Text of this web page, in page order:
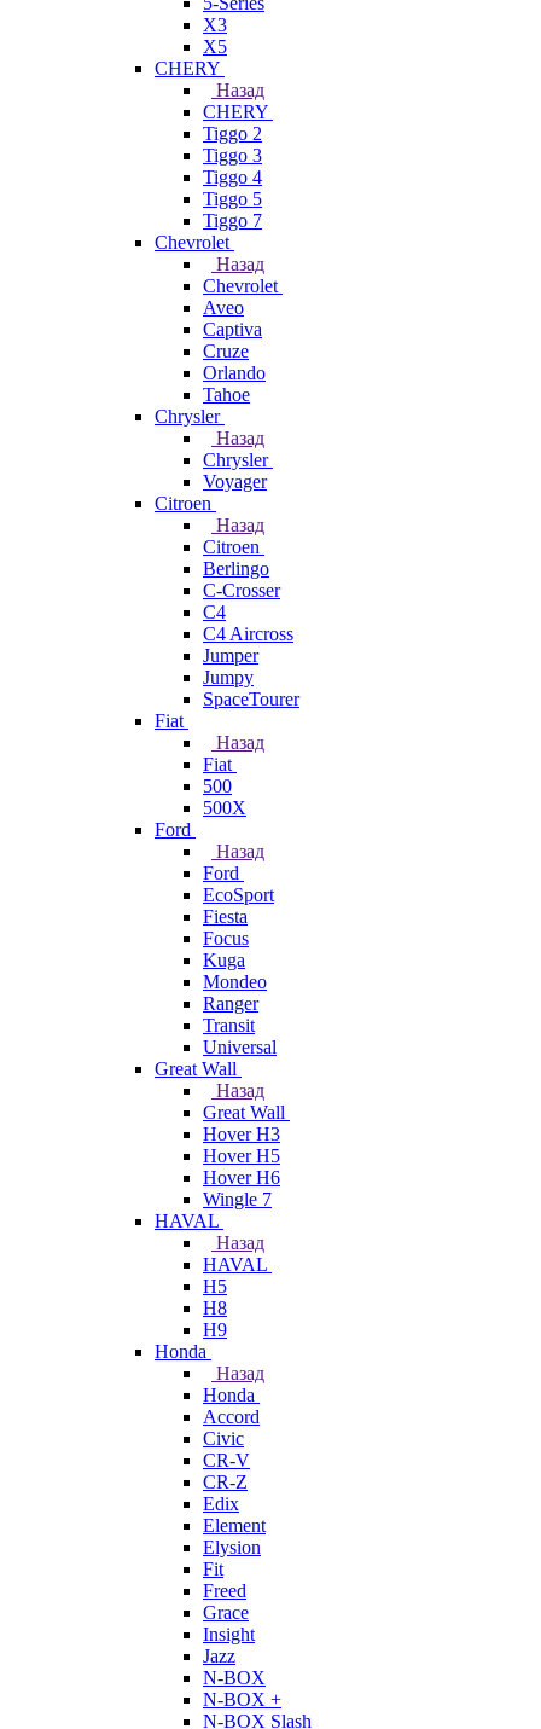
X3
X5
CHERY
Назад
CHERY
Tiggo 2
Tiggo 3
Tiggo 4
Tiggo 5
Tiggo 7
Chevrolet
Назад
Chevrolet
Aveo
Captiva
Cruze
Orlando
Tahoe
Chrysler
Назад
Chrysler
Voyager
Citroen
Назад
Citroen
Berlingo
C-Crosser
C4
C4 Aircross
Jumper
Jumpy
SpaceTourer
Fiat
Назад
Fiat
500
500X
Ford
Назад
Ford
EcoSport
Fiesta
Focus
Kuga
Mondeo
Ranger
Transit
Universal
Great Wall
Назад
Great Wall
Hover H3
Hover H5
Hover H6
Wingle 7
HAVAL
Назад
HAVAL
H5
H8
H9
Honda
Назад
Honda
Accord
Civic
CR-V
CR-Z
Edix
Element
Elysion
Fit
Freed
Grace
Insight
Jazz
N-BOX
N-BOX +
N-BOX Slash